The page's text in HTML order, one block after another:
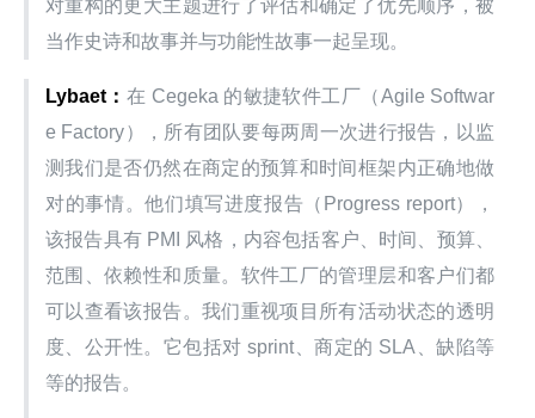
对重构的更大主题进行了评估和确定了优先顺序，被
当作史诗和故事并与功能性故事一起呈现。
Lybaet： 在 Cegeka 的敏捷软件工厂（Agile Softwar
e Factory），所有团队要每两周一次进行报告，以监
测我们是否仍然在商定的预算和时间框架内正确地做
对的事情。他们填写进度报告（Progress report），
该报告具有 PMI 风格，内容包括客户、时间、预算、
范围、依赖性和质量。软件工厂的管理层和客户们都
可以查看该报告。我们重视项目所有活动状态的透明
度、公开性。它包括对 sprint、商定的 SLA、缺陷等
等的报告。